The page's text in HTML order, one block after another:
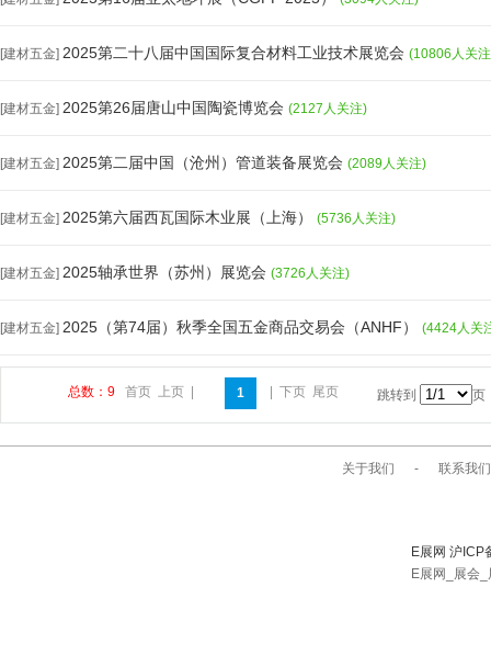
[建材五金] 2025第二十八届中国国际复合材料工业技术展览会 (10806人关
[建材五金] 2025第26届唐山中国陶瓷博览会 (2127人关注)
[建材五金] 2025第二届中国（沧州）管道装备展览会 (2089人关注)
[建材五金] 2025第六届西瓦国际木业展（上海） (5736人关注)
[建材五金] 2025轴承世界（苏州）展览会 (3726人关注)
[建材五金] 2025（第74届）秋季全国五金商品交易会（ANHF） (4424人关
总数：9 首页 上页 1 下页 尾页 跳转到 页
关于我们 - 联系我们
E展网 沪
E展网_展会